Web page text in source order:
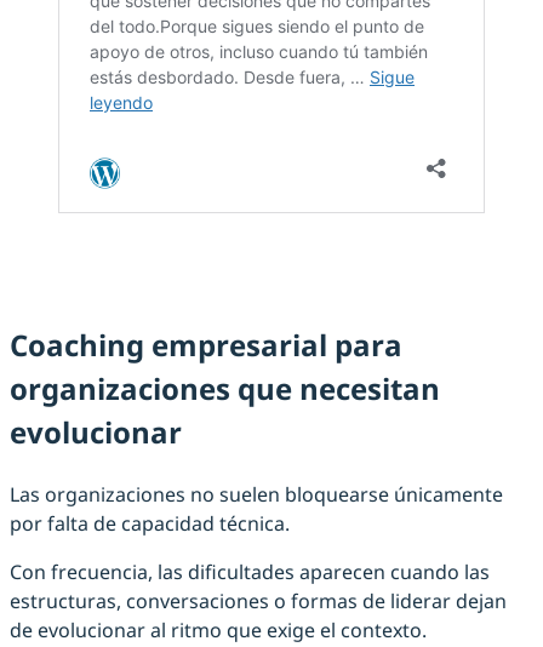
Coaching empresarial para
organizaciones que necesitan
evolucionar
Las organizaciones no suelen bloquearse únicamente
por falta de capacidad técnica.
Con frecuencia, las dificultades aparecen cuando las
estructuras, conversaciones o formas de liderar dejan
de evolucionar al ritmo que exige el contexto.